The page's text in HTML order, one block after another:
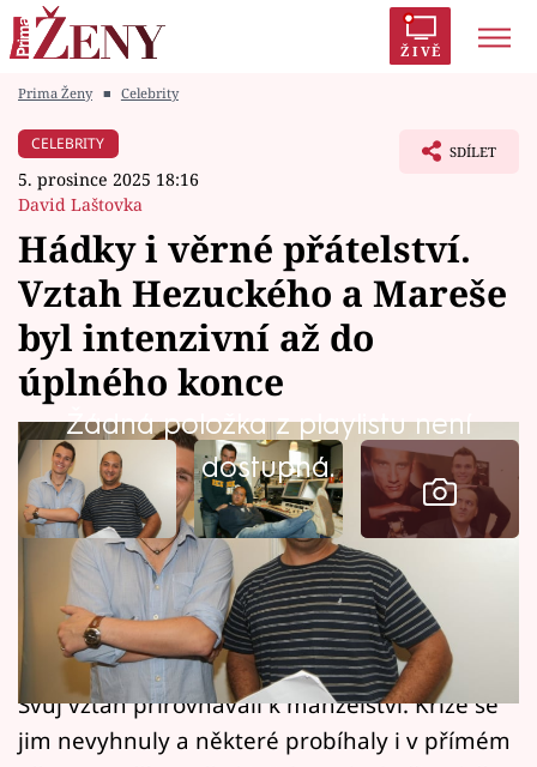
ŽIVĚ
Módní alarm
Témata
Celebrity
Vztahy
Seriály
Horoskopy
Sledujte prima+
Filmový festival Karlovy Vary
Pořady
Prima Ženy ■ Celebrity
CELEBRITY
5. prosince 2025 18:16
David Laštovka
SDÍLET
Hádky i věrné přátelství.
Vztah Hezuckého a Mareše
byl intenzivní až do
úplného konce
Žádná položka z playlistu není
dostupná.
Patrik Hezucký s Leošem Marešem vytvořili
nerozlučnou moderátorskou dvojici. Společně
uváděli v rádiu ranní show osmadvacet let.
Svůj vztah přirovnávali k manželství. Krize se
jim nevyhnuly a některé probíhaly i v přímém